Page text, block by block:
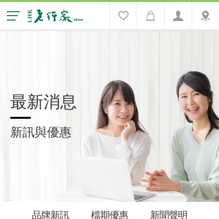
最新消息
新訊與優惠
品牌新訊 檔期優惠 新聞聲明